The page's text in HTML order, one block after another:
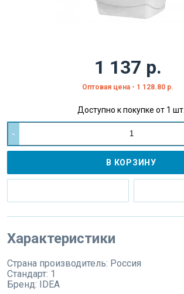
1 137 р.
Оптовая цена - 1 128.80 р.
Доступно к покупке от 1 шт.
-
В КОРЗИНУ
Характеристики
Страна производитель: Россия
Стандарт: 1
Бренд: IDEA